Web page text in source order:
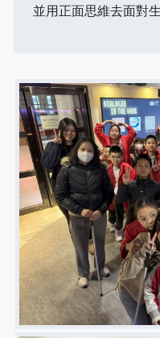
並用正面思維去面對